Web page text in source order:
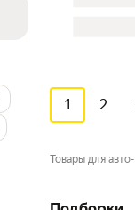
1 2
Товары для